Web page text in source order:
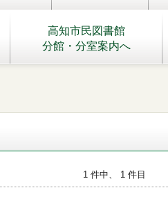
高知市民図書館
分館・分室案内へ
1 件中、 1 件目